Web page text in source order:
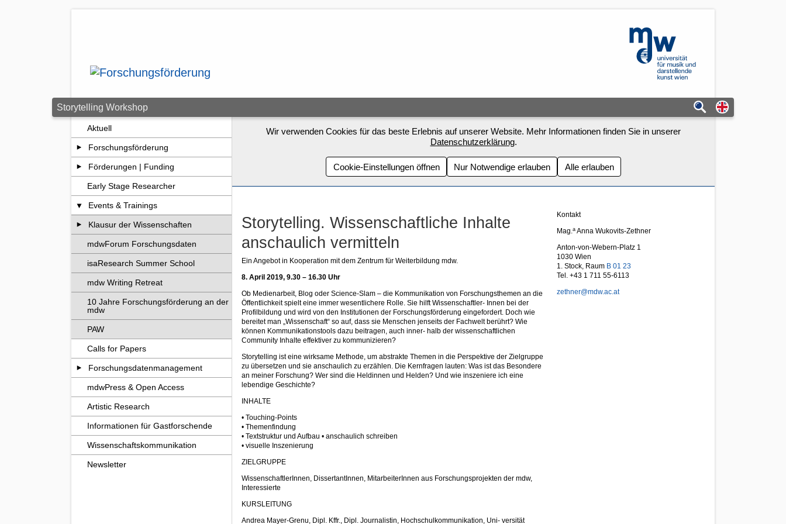
mdw - Homepage
Storytelling Workshop Switch to
Aktuell
Forschungsförderung
Förderungen | Funding
Early Stage Researcher
Events & Trainings
Klausur der Wissenschaften
mdwForum Forschungsdaten
isaResearch Summer School
mdw Writing Retreat
10 Jahre Forschungsförderung an der
mdw
PAW
Calls for Papers
Forschungsdatenmanagement
mdwPress & Open Access
Artistic Research
Informationen für Gastforschende
Wissenschaftskommunikation
Newsletter
Wir verwenden Cookies für das beste Erlebnis auf unserer Website. Mehr Informationen finden Sie in unserer
Datenschutzerklärung.
Cookie-Einstellungen öffnen Nur Notwendige erlauben Alle erlauben
Storytelling. Wissenschaftliche Inhalte
anschaulich vermitteln
Ein Angebot in Kooperation mit dem Zentrum für Weiterbildung mdw.
8. April 2019, 9.30 – 16.30 Uhr
Ob Medienarbeit, Blog oder Science-Slam – die Kommunikation von Forschungsthemen an die
Öffentlichkeit spielt eine immer wesentlichere Rolle. Sie hilft Wissenschaftler- Innen bei der
Profilbildung und wird von den Institutionen der Forschungsförderung eingefordert. Doch wie
bereitet man „Wissenschaft“ so auf, dass sie Menschen jenseits der Fachwelt berührt? Wie
können Kommunikationstools dazu beitragen, auch inner- halb der wissenschaftlichen
Community Inhalte effektiver zu kommunizieren?
Storytelling ist eine wirksame Methode, um abstrakte Themen in die Perspektive der Zielgruppe
zu übersetzen und sie anschaulich zu erzählen. Die Kernfragen lauten: Was ist das Besondere
an meiner Forschung? Wer sind die Heldinnen und Helden? Und wie inszeniere ich eine
lebendige Geschichte?
INHALTE
• Touching-Points
• Themenfindung
• Textstruktur und Aufbau • anschaulich schreiben
• visuelle Inszenierung
ZIELGRUPPE
WissenschaftlerInnen, DissertantInnen, MitarbeiterInnen aus Forschungsprojekten der mdw,
Interessierte
KURSLEITUNG
Andrea Mayer-Grenu, Dipl. Kffr., Dipl. Journalistin, Hochschulkommunikation, Uni- versität
Kontakt
Mag.a Anna Wukovits-Zethner
Anton-von-Webern-Platz 1
1030 Wien
1. Stock, Raum B 01 23
Tel. +43 1 711 55-6113
zethner@mdw.ac.at